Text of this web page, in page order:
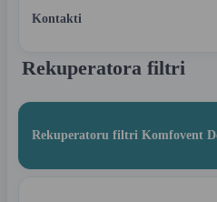
Kontakti
Rekuperatora filtri
Rekuperatoru filtri Komfovent